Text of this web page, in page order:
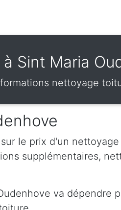
Sint Maria
nettoyage
le prix d'un
supplémentaires,
va dépendre